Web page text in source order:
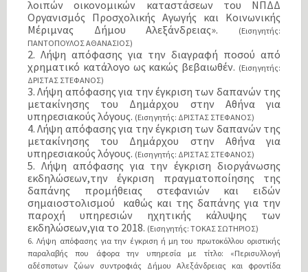
λοιπών οικονομικών καταστάσεων του ΝΠΔΔ
Οργανισμός Προσχολικής Αγωγής και Κοινωνικής
Μέριμνας Δήμου Αλεξάνδρειας».
(Εισηγητής:
ΠΑΝΤΟΠΟΥΛΟΣ ΑΘΑΝΑΣΙΟΣ)
2. Λήψη απόφασης για την διαγραφή ποσού από
χρηματικό κατάλογο ως κακώς βεβαιωθέν. (Εισηγητής:
ΔΡΙΣΤΑΣ ΣΤΕΦΑΝΟΣ)
3. Λήψη απόφασης για την έγκριση των δαπανών της
μετακίνησης του Δημάρχου στην Αθήνα για
υπηρεσιακούς λόγους. (Εισηγητής: ΔΡΙΣΤΑΣ ΣΤΕΦΑΝΟΣ)
4. Λήψη απόφασης για την έγκριση των δαπανών της
μετακίνησης του Δημάρχου στην Αθήνα για
υπηρεσιακούς λόγους. (Εισηγητής: ΔΡΙΣΤΑΣ ΣΤΕΦΑΝΟΣ)
5. Λήψη απόφασης για την έγκριση διοργάνωσης
εκδηλώσεων,την έγκριση πραγματοποίησης της
δαπάνης προμήθειας στεφανιών και ειδών
σημαιοστολισμού καθώς και της δαπάνης για την
παροχή υπηρεσιών ηχητικής κάλυψης των
εκδηλώσεων,για το 2018. (Εισηγητής: ΤΟΚΑΣ ΣΩΤΗΡΙΟΣ)
6. Λήψη απόφασης για την έγκριση ή μη του πρωτοκόλλου οριστικής
παραλαβής που άφορα την υπηρεσία με τίτλο: «Περισυλλογή
αδέσποτων ζώων συντροφιάς Δήμου Αλεξάνδρειας και φροντίδα